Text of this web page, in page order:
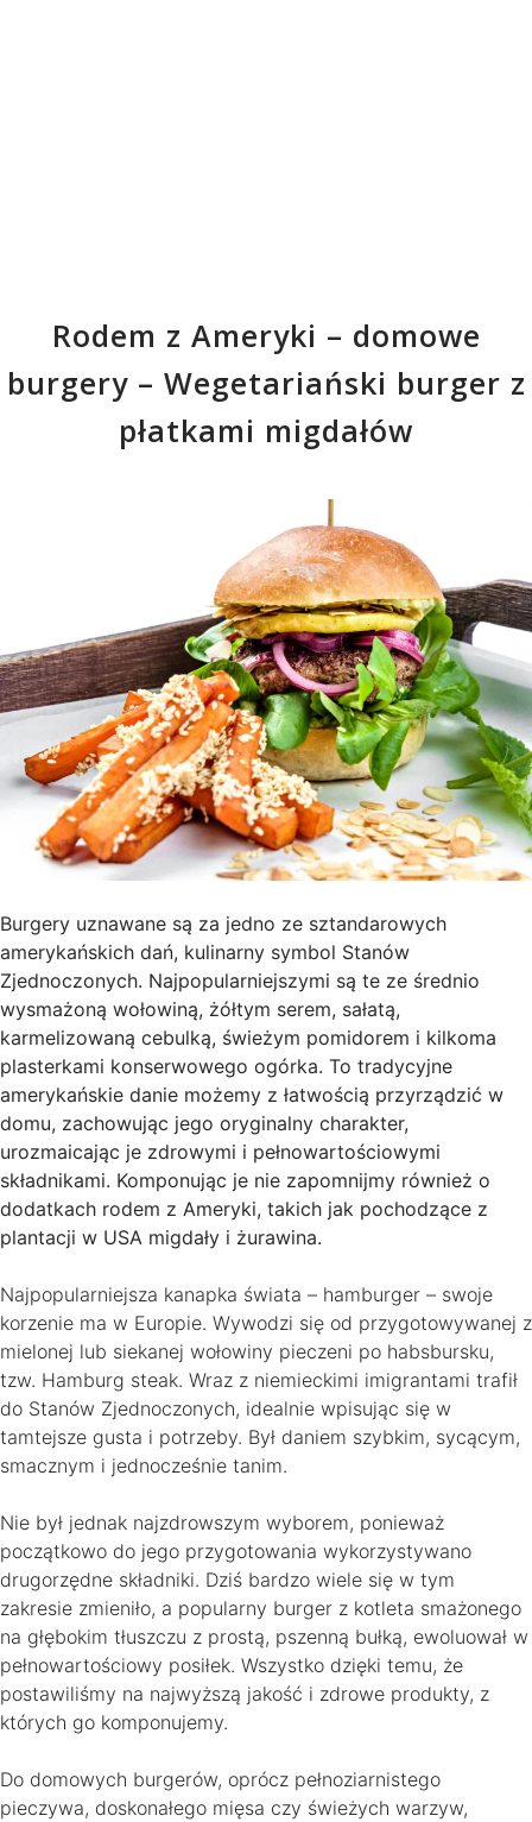
Rodem z Ameryki – domowe
burgery – Wegetariański burger z
płatkami migdałów
Burgery uznawane są za jedno ze sztandarowych
amerykańskich dań, kulinarny symbol Stanów
Zjednoczonych. Najpopularniejszymi są te ze średnio
wysmażoną wołowiną, żółtym serem, sałatą,
karmelizowaną cebulką, świeżym pomidorem i kilkoma
plasterkami konserwowego ogórka. To tradycyjne
amerykańskie danie możemy z łatwością przyrządzić w
domu, zachowując jego oryginalny charakter,
urozmaicając je zdrowymi i pełnowartościowymi
składnikami. Komponując je nie zapomnijmy również o
dodatkach rodem z Ameryki, takich jak pochodzące z
plantacji w USA migdały i żurawina.
Najpopularniejsza kanapka świata – hamburger – swoje
korzenie ma w Europie. Wywodzi się od przygotowywanej z
mielonej lub siekanej wołowiny pieczeni po habsbursku,
tzw. Hamburg steak. Wraz z niemieckimi imigrantami trafił
do Stanów Zjednoczonych, idealnie wpisując się w
tamtejsze gusta i potrzeby. Był daniem szybkim, sycącym,
smacznym i jednocześnie tanim.
Nie był jednak najzdrowszym wyborem, ponieważ
początkowo do jego przygotowania wykorzystywano
drugorzędne składniki. Dziś bardzo wiele się w tym
zakresie zmieniło, a popularny burger z kotleta smażonego
na głębokim tłuszczu z prostą, pszenną bułką, ewoluował w
pełnowartościowy posiłek. Wszystko dzięki temu, że
postawiliśmy na najwyższą jakość i zdrowe produkty, z
których go komponujemy.
Do domowych burgerów, oprócz pełnoziarnistego
pieczywa, doskonałego mięsa czy świeżych warzyw,